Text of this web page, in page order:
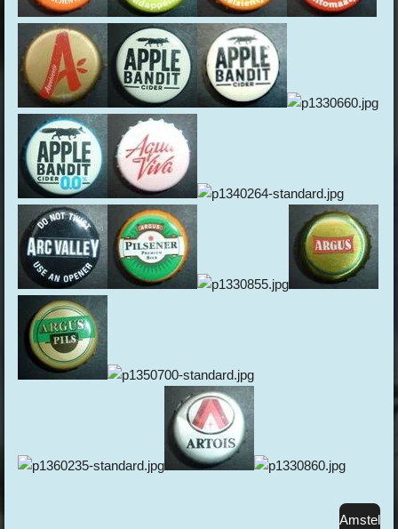
Amstel